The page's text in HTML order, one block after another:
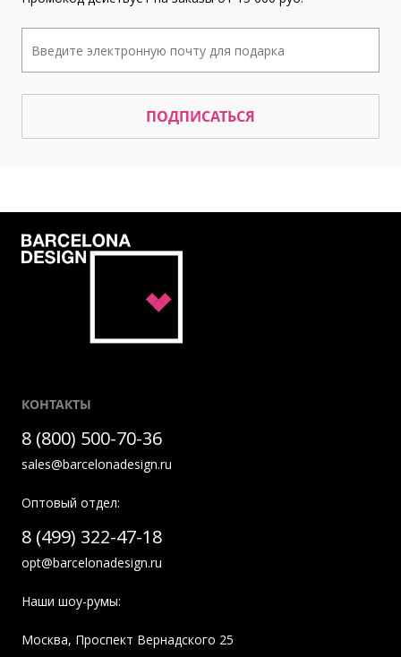
ПОДПИСАТЬСЯ
КОНТАКТЫ
8 (800) 500-70-36
sales@barcelonadesign.ru
Оптовый отдел:
8 (499) 322-47-18
opt@barcelonadesign.ru
Наши шоу-румы:
Москва, Проспект Вернадского 25